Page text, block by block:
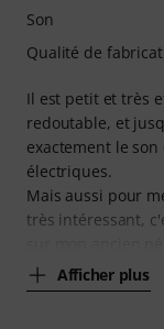
Il est petit et très
redoutable, et
exactement le
électriques.
Mais aussi pour
très intéressant,
Afficher plus
Son
Qualité de